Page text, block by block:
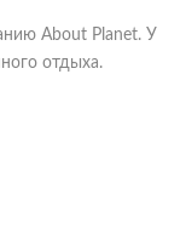
About Planet. У
отдыха.